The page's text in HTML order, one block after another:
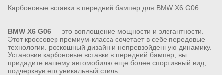
Карбоновые вставки в передний бампер для BMW X6 G06
BMW X6 G06 — это воплощение мощности и элегантности.
Этот кроссовер премиум-класса сочетает в себе передовые
технологии, роскошный дизайн и непревзойденную динамику.
Установив карбоновые вставки в передний бампер, вы
придадите вашему автомобилю еще более спортивный вид,
подчеркнув его уникальный стиль.